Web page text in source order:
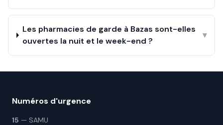
Les pharmacies de garde à Bazas sont-elles
ouvertes la nuit et le week-end ?
▾
Numéros d'urgence
15 — SAMU